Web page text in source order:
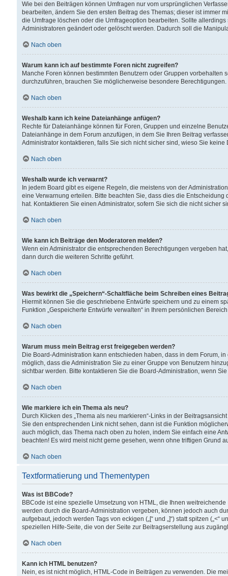
Wie bei den Beiträgen können Umfragen nur vom ursprünglichen
bearbeiten, ändern Sie den ersten Beitrag des Themas; dieser ist immer
die Umfrage löschen oder die Umfrageoption bearbeiten. Sollte
Administratoren geändert oder gelöscht werden. Dadurch soll die
Nach oben
Warum kann ich auf bestimmte Foren nicht zugreifen?
Manche Foren können bestimmten Benutzern oder Gruppen
durchzuführen, brauchen Sie möglicherweise besondere
Nach oben
Weshalb kann ich keine Dateianhänge anfügen?
Rechte für Dateianhänge können für Foren, Gruppen und einzelne
Dateianhänge in dem Forum anzufügen, in dem Sie Ihren Beitrag
Administrator kontaktieren, falls Sie sich nicht sicher sind, wieso Sie
Nach oben
Weshalb wurde ich verwarnt?
In jedem Board gibt es eigene Regeln, die meistens von der
eine Verwarnung erteilen. Bitte beachten Sie, dass dies die
hat. Kontaktieren Sie einen Administrator, sofern Sie sich die nicht sicher
Nach oben
Wie kann ich Beiträge den Moderatoren melden?
Wenn ein Administrator die entsprechenden Berechtigungen vergeben
dann durch die weiteren Schritte geführt.
Nach oben
Was bewirkt die „Speichern“-Schaltfläche beim Schreiben eines
Hiermit können Sie die geschriebene Entwürfe speichern und zu einem
Funktion „Gespeicherte Entwürfe verwalten“ in Ihrem persönlichen
Nach oben
Warum muss mein Beitrag erst freigegeben werden?
Die Board-Administration kann entschieden haben, dass in dem Forum,
möglich, dass die Administration Sie zu einer Gruppe von Benutzern
sichtbar werden. Bitte kontaktieren Sie die Board-Administration, wenn
Nach oben
Wie markiere ich ein Thema als neu?
Durch Klicken des „Thema als neu markieren“-Links in der
Sie den entsprechenden Link nicht sehen, dann ist die Funktion
auch möglich, das Thema nach oben zu holen, indem Sie einfach eine
beachten! Es wird meist nicht gerne gesehen, wenn ohne triftigen Grund
Nach oben
Textformatierung und Thementypen
Was ist BBCode?
BBCode ist eine spezielle Umsetzung von HTML, die Ihnen
werden durch die Board-Administration vergeben, können jedoch auch
aufgebaut, jedoch werden Tags von eckigen („[“ und „]“) statt spitzen
speziellen Hilfe-Seite, die von der Seite zur Beitragserstellung aus
Nach oben
Kann ich HTML benutzen?
Nein, es ist nicht möglich, HTML-Code in Beiträgen zu verwenden. Die